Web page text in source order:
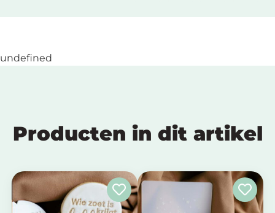
undefined
Producten in dit artikel